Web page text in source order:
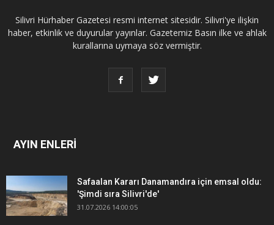
Silivri Hürhaber Gazetesi resmi internet sitesidir. Silivri'ye ilişkin
haber, etkinlik ve duyurular yayınlar. Gazetemiz Basın ilke ve ahlak
kurallarına uymaya söz vermiştir.
AYIN ENLERİ
Safaalan Kararı Danamandıra için emsal oldu:
'Şimdi sıra Silivri'de'
31.07.2026 14:00:05